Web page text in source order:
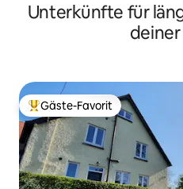
Unterkünfte für
Beliebter Gäste-Favorit.
Gäste-Favorit